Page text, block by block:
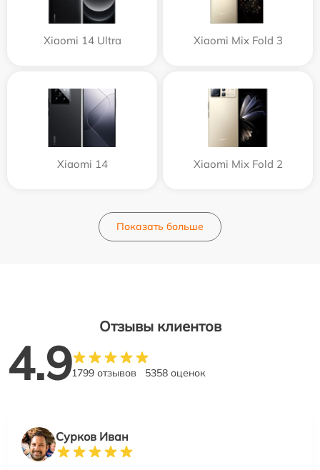
Xiaomi 14 Ultra Xiaomi Mix Fold 3
Xiaomi 14 Xiaomi Mix Fold 2
Показать больше
Отзывы клиентов
4.91799 отзывов 5358 оценок
Сурков Иван